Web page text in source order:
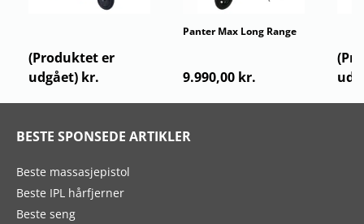
(Produktet er
udgået) kr.
Panter Max Long Range
9.990,00 kr.
BESTE SPONSEDE ARTIKLER
Beste massasjepistol
Beste IPL hårfjerner
Beste seng